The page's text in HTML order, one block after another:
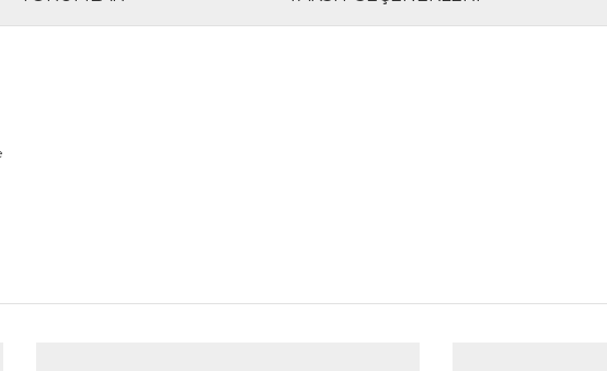
ve diğer konularda yetersiz gördüğünüz noktaları öneri formunu kullanarak